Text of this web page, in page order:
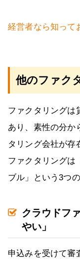
経営者なら知って
他のファク
ファクタリングは
あり、素性の分か
タリング会社が存
ファクタリングは
ブル」という3つ
クラウドフ
やい」
申込みを受けて審